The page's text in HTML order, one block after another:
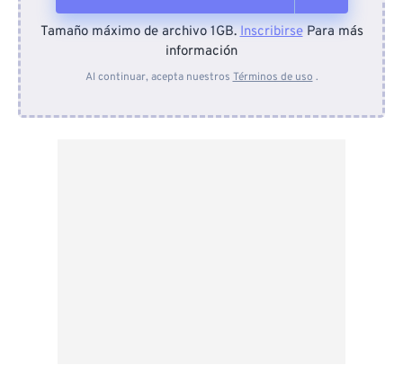
Desde el dispositivo
Tamaño máximo de archivo 1GB.InscribirsePara más
información
Al continuar, acepta nuestros Términos de uso .